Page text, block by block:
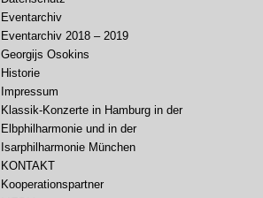
Eventarchiv
Eventarchiv 2018 – 2019
Georgijs Osokins
Historie
Impressum
Klassik-Konzerte in Hamburg in der
Elbphilharmonie und in der
Isarphilharmonie München
KONTAKT
Kooperationspartner